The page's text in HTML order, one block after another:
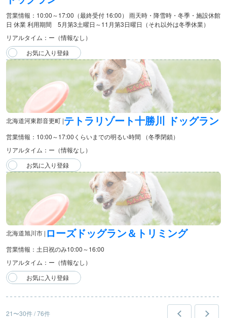
営業情報：10:00～17:00（最終受付 16:00） 雨天時・降雪時・冬季・施設休館
日 休業 利用期間 5月第3土曜日～11月第3日曜日（それ以外は冬季休業）
リアルタイム：ー（情報なし）
北海道河東郡音更町 |テトラリゾート十勝川 ドッグラン
営業情報：10:00～17:00くらいまでの明るい時間 （冬季閉鎖）
リアルタイム：ー（情報なし）
北海道旭川市 | ローズドッグラン＆トリミング
営業情報：土日祝のみ10:00～16:00
リアルタイム：ー（情報なし）
21〜30件 / 76件